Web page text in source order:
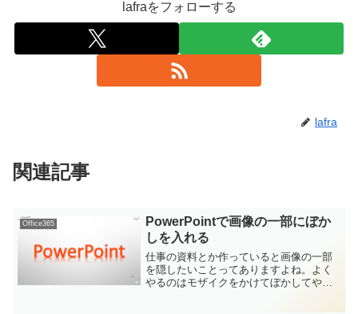
lafraをフォローする
lafra
関連記事
Office365
PowerPointで画像の一部にぼか
しを入れる
仕事の資料とか作っていると画像の一部
を隠したいことってありますよね。よく
やるのはモザイクをかけてぼかしてやっ